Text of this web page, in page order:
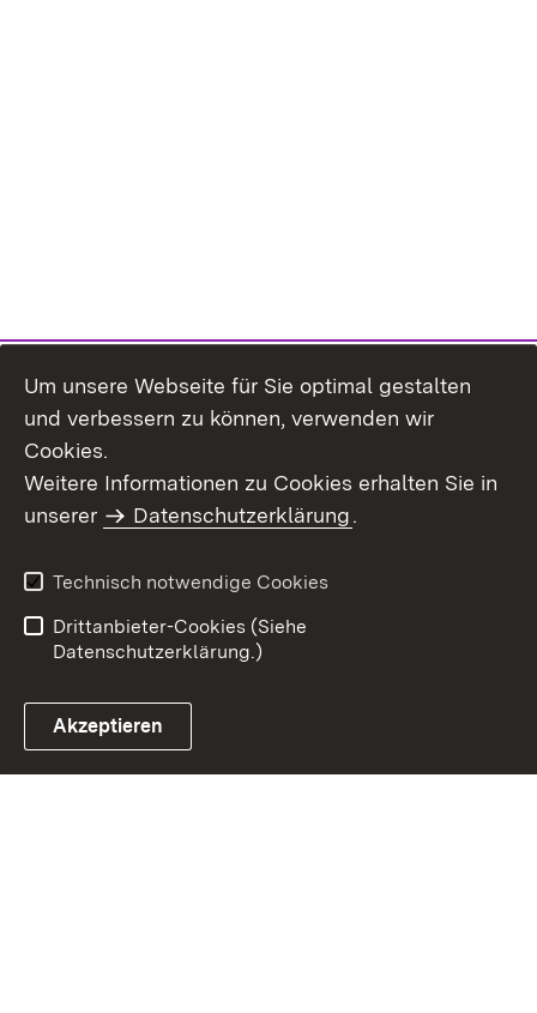
Benutzungshinweise
Erklärung zur
Um unsere Webseite für Sie optimal gestalten
und verbessern zu können, verwenden wir
Cookies.
Weitere Informationen zu Cookies erhalten Sie in
unserer
Datenschutzerklärung.
Technisch notwendige Cookies
Drittanbieter-Cookies (Siehe
Datenschutzerklärung.)
Akzeptieren